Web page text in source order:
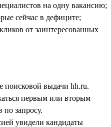
на одну вакансию;
сейчас в дефиците;
от заинтересованных
поисковой выдачи hh.ru.
первым или вторым
по запросу.
увидели кандидаты